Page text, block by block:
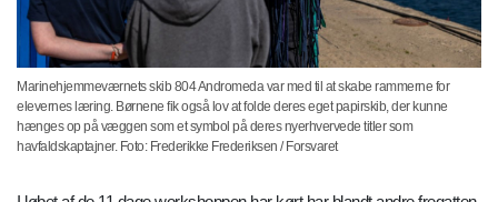
Marinehjemmeværnets skib 804 Andromeda var med til at skabe rammerne for
elevernes læring. Børnene fik også lov at folde deres eget papirskib, der kunne
hænges op på væggen som et symbol på deres nyerhvervede titler som
havfaldskaptajner. Foto: Frederikke Frederiksen / Forsvaret